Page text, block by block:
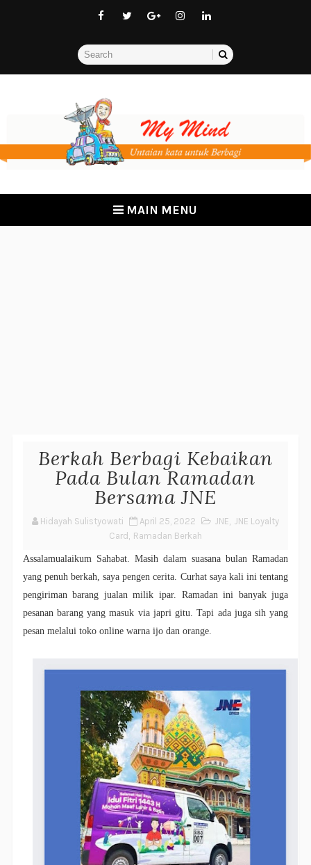
MAIN MENU
Berkah Berbagi Kebaikan
Pada Bulan Ramadan
Bersama JNE
Hidayah Sulistyowati April 25, 2022 JNE, JNE Loyalty
Card , Ramadan Berkah
Assalamualaikum Sahabat. Masih dalam suasana bulan Ramadan
yang penuh berkah, saya pengen cerita. Curhat saya kali ini tentang
pengiriman barang jualan milik ipar. Ramadan ini banyak juga
pesanan barang yang masuk via japri gitu. Tapi ada juga sih yang
pesan melalui toko online warna ijo dan orange.